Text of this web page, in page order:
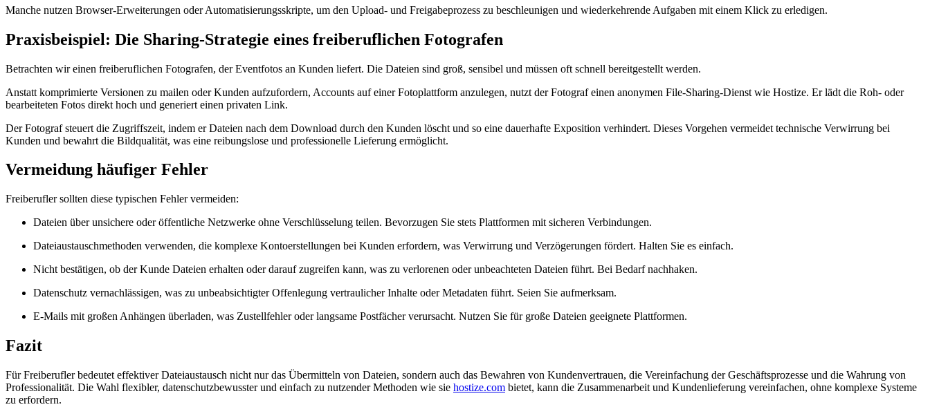
Manche nutzen Browser-Erweiterungen oder Automatisierungsskripte, um den Upload- und Freigabeprozess zu beschleunigen und wiederkehrende Aufgaben mit einem Klick zu erledigen.
Praxisbeispiel: Die Sharing-Strategie eines freiberuflichen Fotografen
Betrachten wir einen freiberuflichen Fotografen, der Eventfotos an Kunden liefert. Die Dateien sind groß, sensibel und müssen oft schnell bereitgestellt werden.
Anstatt komprimierte Versionen zu mailen oder Kunden aufzufordern, Accounts auf einer Fotoplattform anzulegen, nutzt der Fotograf einen anonymen File-Sharing-Dienst wie Hostize. Er lädt die Roh- oder
bearbeiteten Fotos direkt hoch und generiert einen privaten Link.
Der Fotograf steuert die Zugriffszeit, indem er Dateien nach dem Download durch den Kunden löscht und so eine dauerhafte Exposition verhindert. Dieses Vorgehen vermeidet technische Verwirrung bei
Kunden und bewahrt die Bildqualität, was eine reibungslose und professionelle Lieferung ermöglicht.
Vermeidung häufiger Fehler
Freiberufler sollten diese typischen Fehler vermeiden:
Dateien über unsichere oder öffentliche Netzwerke ohne Verschlüsselung teilen. Bevorzugen Sie stets Plattformen mit sicheren Verbindungen.
Dateiaustauschmethoden verwenden, die komplexe Kontoerstellungen bei Kunden erfordern, was Verwirrung und Verzögerungen fördert. Halten Sie es einfach.
Nicht bestätigen, ob der Kunde Dateien erhalten oder darauf zugreifen kann, was zu verlorenen oder unbeachteten Dateien führt. Bei Bedarf nachhaken.
Datenschutz vernachlässigen, was zu unbeabsichtigter Offenlegung vertraulicher Inhalte oder Metadaten führt. Seien Sie aufmerksam.
E-Mails mit großen Anhängen überladen, was Zustellfehler oder langsame Postfächer verursacht. Nutzen Sie für große Dateien geeignete Plattformen.
Fazit
Für Freiberufler bedeutet effektiver Dateiaustausch nicht nur das Übermitteln von Dateien, sondern auch das Bewahren von Kundenvertrauen, die Vereinfachung der Geschäftsprozesse und die Wahrung von
Professionalität. Die Wahl flexibler, datenschutzbewusster und einfach zu nutzender Methoden wie sie hostize.com bietet, kann die Zusammenarbeit und Kundenlieferung vereinfachen, ohne komplexe Systeme
zu erfordern.